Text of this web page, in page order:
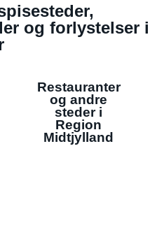
og forlystelser i
Restauranter
og andre
steder i
Region
Midtjylland